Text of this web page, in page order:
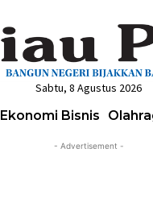
Sabtu, 8 Agustus 2026
Ekonomi Bisnis
- Advertisement -